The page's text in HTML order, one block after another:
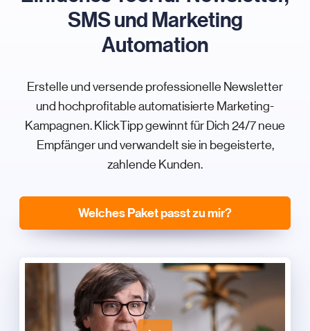
SMS und Marketing
Automation
Erstelle und versende professionelle Newsletter
und hochprofitable automatisierte Marketing-
Kampagnen. KlickTipp gewinnt für Dich 24/7 neue
Empfänger und verwandelt sie in begeisterte,
zahlende Kunden.
Welches Paket passt zu mir?